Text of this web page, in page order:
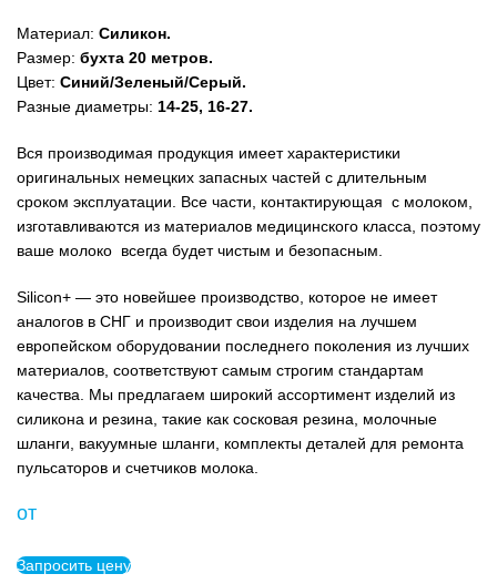
Материал: Силикон.
Размер: бухта 20 метров.
Цвет: Синий/Зеленый/Серый.
Разные диаметры: 14-25, 16-27.
Вся производимая продукция имеет характеристики
оригинальных немецких запасных частей с длительным
сроком эксплуатации. Все части, контактирующая с молоком,
изготавливаются из материалов медицинского класса, поэтому
ваше молоко всегда будет чистым и безопасным.
Silicon+ — это новейшее производство, которое не имеет
аналогов в СНГ и производит свои изделия на лучшем
европейском оборудовании последнего поколения из лучших
материалов, соответствуют самым строгим стандартам
качества. Мы предлагаем широкий ассортимент изделий из
силикона и резина, такие как сосковая резина, молочные
шланги, вакуумные шланги, комплекты деталей для ремонта
пульсаторов и счетчиков молока.
от
Запросить цену